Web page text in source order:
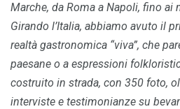
Marche, da Roma a Napoli, fino ai
Girando l’Italia, abbiamo avuto il
realtà gastronomica “viva”, che
paesane o a espressioni
costruito in strada, con 350 foto,
interviste e testimonianze su